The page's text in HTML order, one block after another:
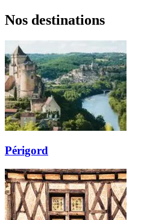
Nos destinations
Périgord